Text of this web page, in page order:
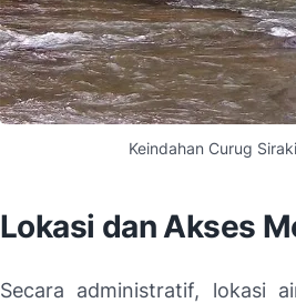
Keindahan Curug
Lokasi dan Akses
Secara administratif, lokasi